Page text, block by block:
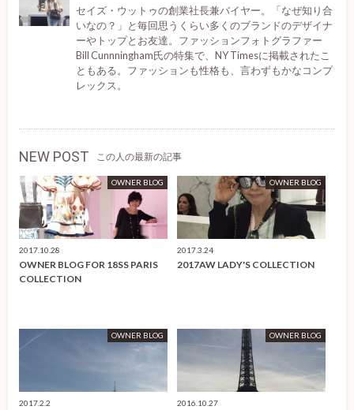
セイズ・ウットゥの創業社長兼バイヤー。「なぜ知り合
いなの？」と毎回思うくらい多くのブランドのデザイナ
ーやトップとお友達。ファッションフォトグラファー
Bill Cunnningham氏の特集で、NY Timesに掲載されたこ
ともある。ファッションも性格も、言わずもかなコンプ
レックス。
NEW POST この人の最新の記事
OWNER BLOG
2017.10.28
OWNER BLOG FOR 18SS PARIS
COLLECTION
OWNER BLOG
2017.3.24
2017AW LADY'S COLLECTION
OWNER BLOG
2017.2.2
OWNER BLOG
2016.10.27